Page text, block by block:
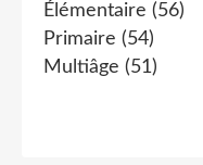
Élémentaire (56)
Primaire (54)
Multiâge (51)